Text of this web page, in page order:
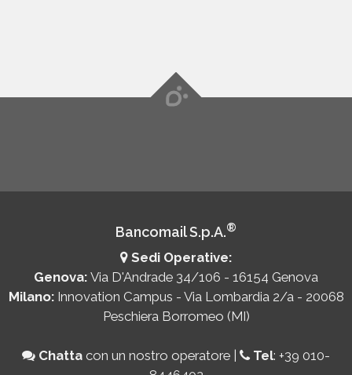
Bancomail S.p.A.®
Sedi Operative:
Genova: Via D'Andrade 34/106 - 16154 Genova
Milano: Innovation Campus - Via Lombardia 2/a - 20068
Peschiera Borromeo (MI)
Chatta con un nostro operatore | Tel: +39 010-